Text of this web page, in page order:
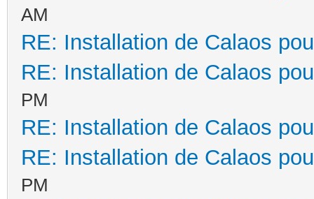
AM
RE: Installation de Calaos
RE: Installation de Calaos
PM
RE: Installation de Calaos
RE: Installation de Calaos
PM